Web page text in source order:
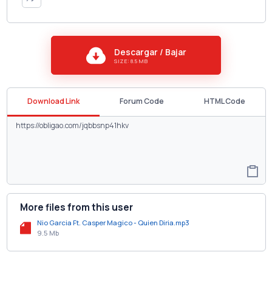
Descargar / Bajar
SIZE: 8.5 MB
Download Link Forum Code HTML Code
More files from this user
Nio Garcia Ft. Casper Magico - Quien Diria.mp3
9.5 Mb